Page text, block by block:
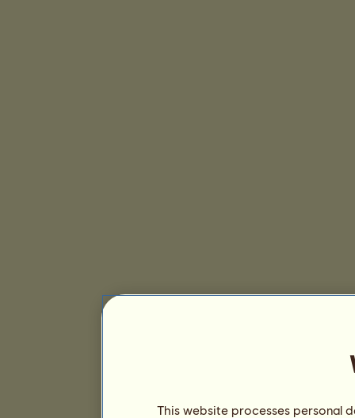
This website processes personal